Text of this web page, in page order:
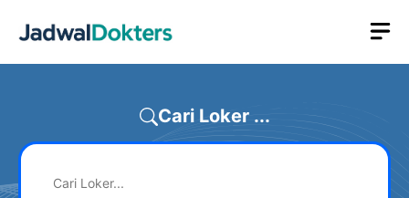
Cari Loker ...